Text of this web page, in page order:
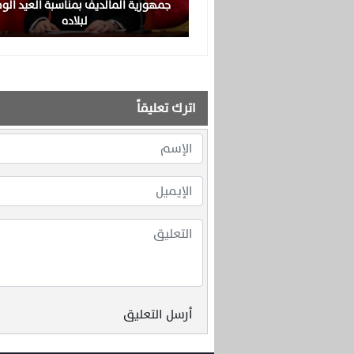
جمهورية المالديف بمناسبة العيد
لبلاده
اترك تعليقاً
أرسل التعليق